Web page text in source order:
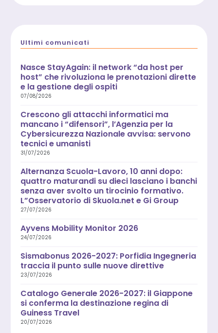
Ultimi comunicati
Nasce StayAgain: il network “da host per
host” che rivoluziona le prenotazioni dirette
e la gestione degli ospiti
07/08/2026
Crescono gli attacchi informatici ma
mancano i “difensori”, l’Agenzia per la
Cybersicurezza Nazionale avvisa: servono
tecnici e umanisti
31/07/2026
Alternanza Scuola-Lavoro, 10 anni dopo:
quattro maturandi su dieci lasciano i banchi
senza aver svolto un tirocinio formativo.
L”Osservatorio di Skuola.net e Gi Group
27/07/2026
Ayvens Mobility Monitor 2026
24/07/2026
Sismabonus 2026-2027: Porfidia Ingegneria
traccia il punto sulle nuove direttive
23/07/2026
Catalogo Generale 2026-2027: il Giappone
si conferma la destinazione regina di
Guiness Travel
20/07/2026